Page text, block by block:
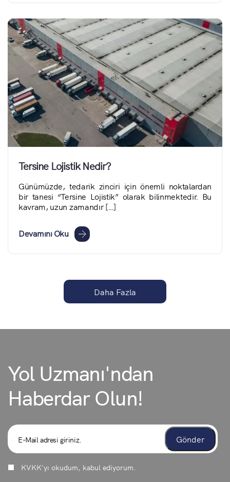
Tersine Lojistik Nedir?
Günümüzde, tedarik zinciri için önemli noktalardan
bir tanesi “Tersine Lojistik” olarak bilinmektedir. Bu
kavram, uzun zamandır […]
Devamını Oku
Daha Fazla
Yol Uzmanı'ndan
Haberdar Olun!
KVKK'yı okudum, kabul ediyorum.